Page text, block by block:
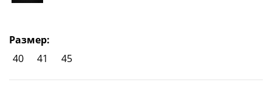
Размер:
40
41 45